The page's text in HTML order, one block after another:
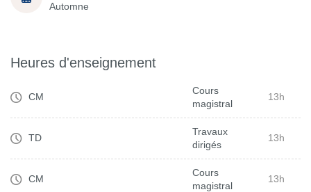
Automne
Heures d'enseignement
CM
Cours
magistral
13h
TD
Travaux
dirigés
13h
CM
Cours
magistral
13h